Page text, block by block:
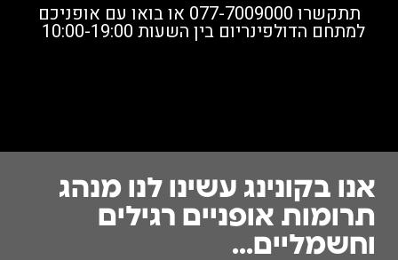
אנו בקונינג עשינו לנו מנהג
תרומות אופניים רגילים
וחשמליים...
תתקשרו 077-7009000 או בואו עם אופניכם
למתחם הדולפינריום בין השעות 10:00-19:00